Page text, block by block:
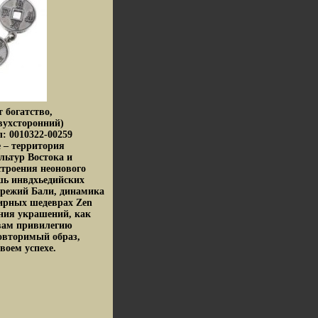
00259
территория
Востока и
неонового
инвдхьедийских
Бали, динамика
шедеврах Zen
украшений, как
привилегию
образ,
успехе.